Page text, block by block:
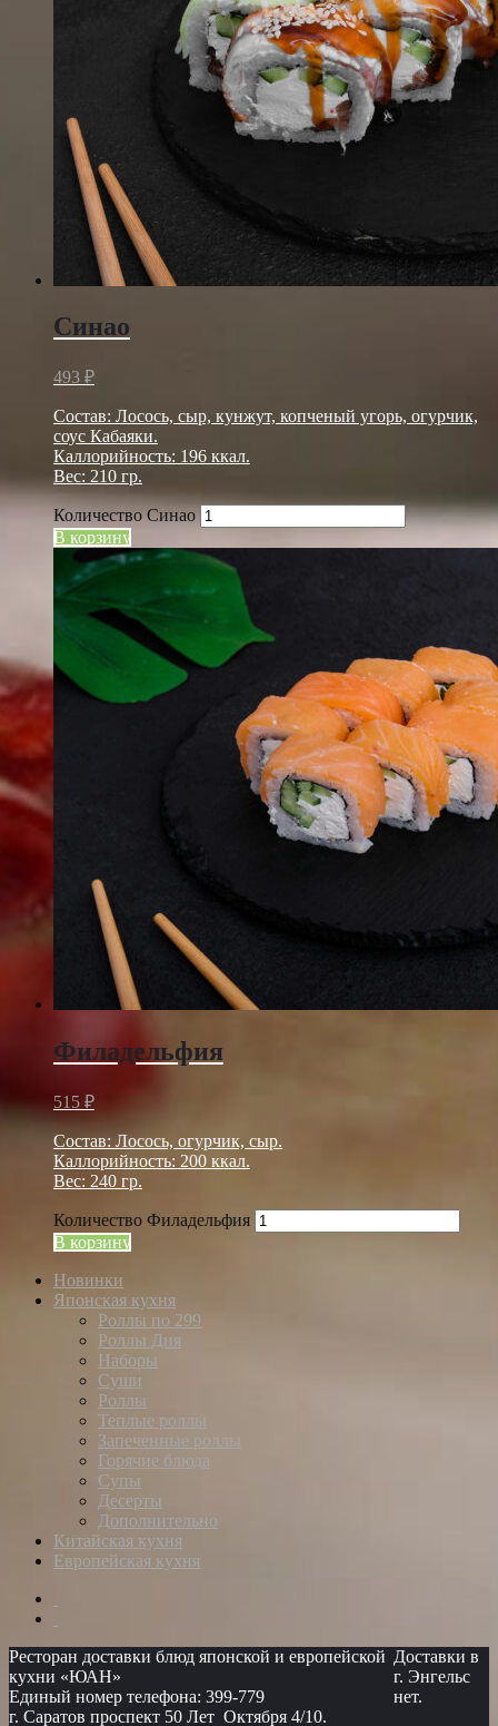
Синао
493 ₽
Состав: Лосось, сыр, кунжут, копченый угорь, огурчик,
соус Кабаяки.
Каллорийность: 196 ккал.
Вес: 210 гр.
Количество Синао
В корзину
Филадельфия
515 ₽
Состав: Лосось, огурчик, сыр.
Каллорийность: 200 ккал.
Вес: 240 гр.
Количество Филадельфия
В корзину
Новинки
Японская кухня
Роллы по 299
Роллы Дня
Наборы
Суши
Роллы
Теплые роллы
Запеченные роллы
Горячие блюда
Супы
Десерты
Дополнительно
Китайская кухня
Европейская кухня
Ресторан доставки блюд японской и европейской
кухни «ЮАН»
Единый номер телефона: 399-779
г. Саратов проспект 50 Лет Октября 4/10.
Доставки в
г. Энгельс
нет.